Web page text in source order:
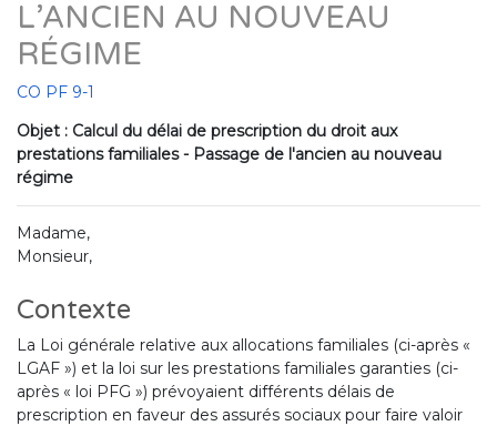
L’ANCIEN AU NOUVEAU
RÉGIME
CO PF 9-1
Objet : Calcul du délai de prescription du droit aux
prestations familiales - Passage de l'ancien au nouveau
régime
Madame,
Monsieur,
Contexte
La Loi générale relative aux allocations familiales (ci-après «
LGAF ») et la loi sur les prestations familiales garanties (ci-
après « loi PFG ») prévoyaient différents délais de
prescription en faveur des assurés sociaux pour faire valoir